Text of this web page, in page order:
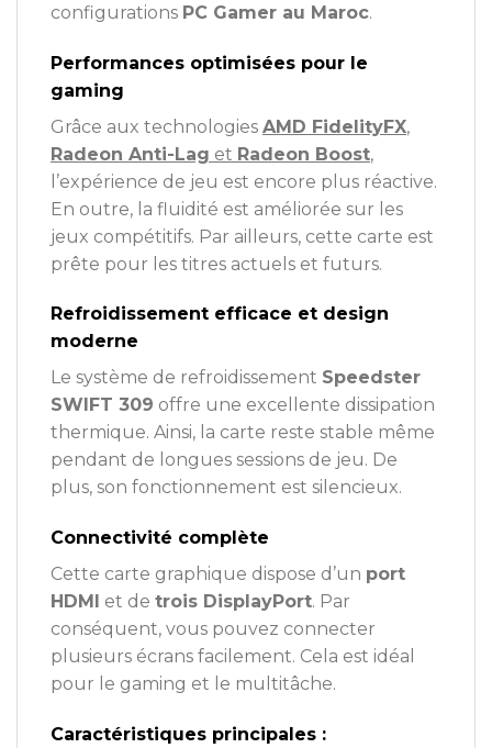
configurations PC Gamer au Maroc.
Performances optimisées pour le
gaming
Grâce aux technologies AMD FidelityFX,
Radeon Anti-Lag et Radeon Boost,
l’expérience de jeu est encore plus réactive.
En outre, la fluidité est améliorée sur les
jeux compétitifs. Par ailleurs, cette carte est
prête pour les titres actuels et futurs.
Refroidissement efficace et design
moderne
Le système de refroidissement Speedster
SWIFT 309 offre une excellente dissipation
thermique. Ainsi, la carte reste stable même
pendant de longues sessions de jeu. De
plus, son fonctionnement est silencieux.
Connectivité complète
Cette carte graphique dispose d’un port
HDMI et de trois DisplayPort. Par
conséquent, vous pouvez connecter
plusieurs écrans facilement. Cela est idéal
pour le gaming et le multitâche.
Caractéristiques principales :